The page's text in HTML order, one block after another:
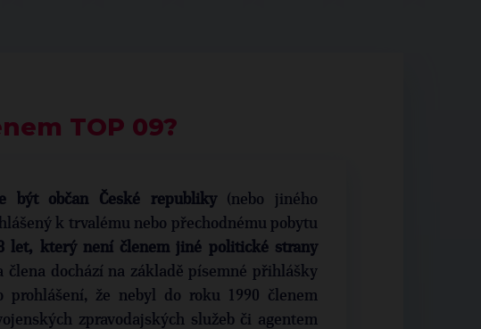
TOP 09?
být občan České republiky(nebo jiného
k trvalému nebo přechodnému pobytu
let, který není členem jiné politické strany
člena dochází na základě písemné přihlášky
prohlášení, že nebyl do roku 1990 členem
zpravodajských služeb či agentem